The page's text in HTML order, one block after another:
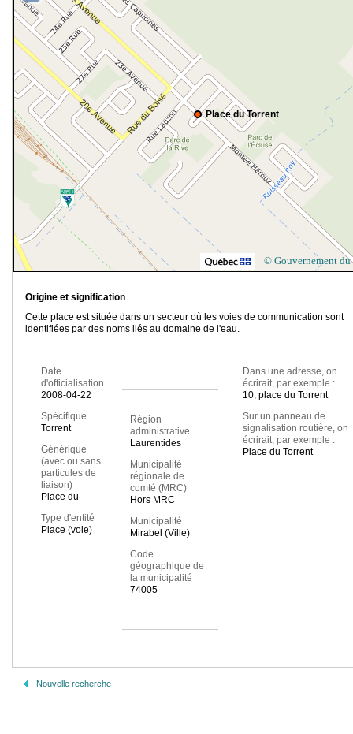
Place du Torrent
© Gouvernement du
Origine et signification
Cette place est située dans un secteur où les voies de communication sont
identifiées par des noms liés au domaine de l'eau.
Date
d'officialisation
2008-04-22
Spécifique
Torrent
Générique
(avec ou sans
particules de
liaison)
Place du
Type d'entité
Place (voie)
Région
administrative
Laurentides
Municipalité
régionale de
comté (MRC)
Hors MRC
Municipalité
Mirabel (Ville)
Code
géographique de
la municipalité
74005
Dans une adresse, on
écrirait, par exemple :
10, place du Torrent
Sur un panneau de
signalisation routière, on
écrirait, par exemple :
Place du Torrent
Nouvelle recherche